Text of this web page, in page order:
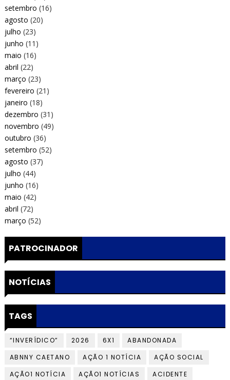
setembro (16)
agosto (20)
julho (23)
junho (11)
maio (16)
abril (22)
março (23)
fevereiro (21)
janeiro (18)
dezembro (31)
novembro (49)
outubro (36)
setembro (52)
agosto (37)
julho (44)
junho (16)
maio (42)
abril (72)
março (52)
PATROCINADOR
NOTÍCIAS
TAGS
“INVERÍDICO” 2026 6X1
ABANDONADA
ABNNY CAETANO
AÇÃO 1 NOTÍCIA
AÇÃO SOCIAL
AÇÃO1 NOTÍCIA
AÇÃO1 NOTÍCIAS
ACIDENTE